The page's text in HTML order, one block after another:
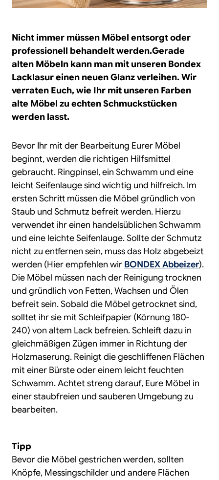
Nicht immer müssen Möbel entsorgt oder
professionell behandelt werden.Gerade
alten Möbeln kann man mit unseren Bondex
Lacklasur einen neuen Glanz verleihen. Wir
verraten Euch, wie Ihr mit unseren Farben
alte Möbel zu echten Schmuckstücken
werden lasst.
Bevor Ihr mit der Bearbeitung Eurer Möbel
beginnt, werden die richtigen Hilfsmittel
gebraucht. Ringpinsel, ein Schwamm und eine
leicht Seifenlauge sind wichtig und hilfreich. Im
ersten Schritt müssen die Möbel gründlich von
Staub und Schmutz befreit werden. Hierzu
verwendet ihr einen handelsüblichen Schwamm
und eine leichte Seifenlauge. Sollte der Schmutz
nicht zu entfernen sein, muss das Holz abgebeizt
werden (Hier empfehlen wir BONDEX Abbeizer).
Die Möbel müssen nach der Reinigung trocknen
und gründlich von Fetten, Wachsen und Ölen
befreit sein. Sobald die Möbel getrocknet sind,
solltet ihr sie mit Schleifpapier (Körnung 180-
240) von altem Lack befreien. Schleift dazu in
gleichmäßigen Zügen immer in Richtung der
Holzmaserung. Reinigt die geschliffenen Flächen
mit einer Bürste oder einem leicht feuchten
Schwamm. Achtet streng darauf, Eure Möbel in
einer staubfreien und sauberen Umgebung zu
bearbeiten.
Tipp
Bevor die Möbel gestrichen werden, sollten
Knöpfe, Messingschilder und andere Flächen